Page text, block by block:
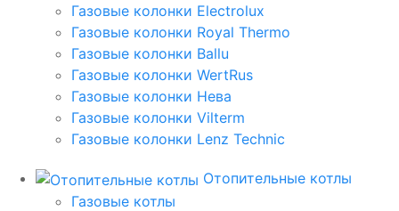
Газовые колонки Electrolux
Газовые колонки Royal Thermo
Газовые колонки Ballu
Газовые колонки WertRus
Газовые колонки Нева
Газовые колонки Vilterm
Газовые колонки Lenz Technic
Отопительные котлы
Газовые котлы